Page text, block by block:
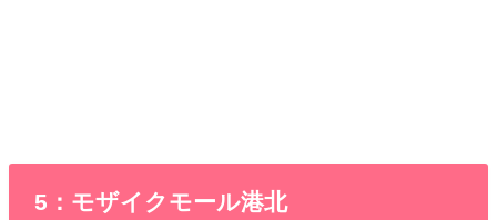
5：モザイクモール港北